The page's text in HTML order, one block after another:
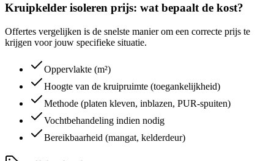
Kruipkelder isoleren prijs: wat bepaalt de kost?
Offertes vergelijken is de snelste manier om een correcte prijs te
krijgen voor jouw specifieke situatie.
Oppervlakte (m²)
Hoogte van de kruipruimte (toegankelijkheid)
Methode (platen kleven, inblazen, PUR-spuiten)
Vochtbehandeling indien nodig
Bereikbaarheid (mangat, kelderdeur)